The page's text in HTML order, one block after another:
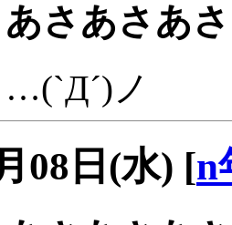
さあさあ
…(`Д´)ノ
08日(水) [n